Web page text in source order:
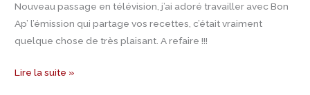
Nouveau passage en télévision, j’ai adoré travailler avec Bon
Ap’ l’émission qui partage vos recettes, c’était vraiment
quelque chose de très plaisant. A refaire !!!
Lire la suite »